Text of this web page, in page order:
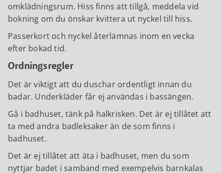
omklädningsrum. Hiss finns att tillgå, meddela vid
bokning om du önskar kvittera ut nyckel till hiss.
Passerkort och nyckel återlämnas inom en vecka
efter bokad tid.
Ordningsregler
Det är viktigt att du duschar ordentligt innan du
badar. Underkläder får ej användas i bassängen.
Gå i badhuset, tänk på halkrisken. Det är ej tillåtet att
ta med andra badleksaker än de som finns i
badhuset.
Det är ej tillåtet att äta i badhuset, men du som
nyttjar badet i samband med exempelvis barnkalas